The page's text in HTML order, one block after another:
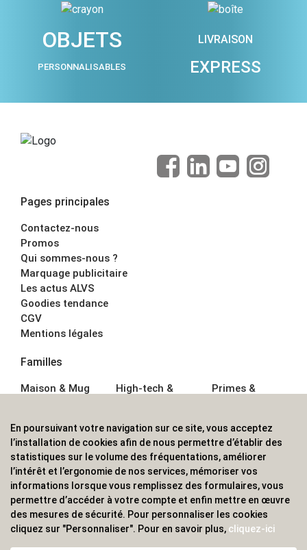
OBJETS
PERSONNALISABLES
LIVRAISON
EXPRESS
Pages principales
Contactez-nous
Promos
Qui sommes-nous ?
Marquage publicitaire
Les actus ALVS
Goodies tendance
CGV
Mentions légales
Familles
Maison & Mug
Écriture
Bagagerie sacs
High-tech &
Sport &
Outdoor
Enfant
Primes &
Boisson
Textile &
Casquette
Accessoires de
ALVS, fournisseur d'objets publicitaires, pour les
professionnels. Une implantation nationale, une
couverture internationale.
En poursuivant votre navigation sur ce site, vous acceptez
l’installation de cookies afin de nous permettre d’établir des
statistiques sur le volume des fréquentations, améliorer
l’intérêt et l’ergonomie de nos services, mémoriser vos
informations lorsque vous remplissez des formulaires, vous
permettre d’accéder à votre compte et enfin mettre en œuvre
des mesures de sécurité. Pour personnaliser les cookies
cliquez sur "Personnaliser". Pour en savoir plus, cliquez-ici